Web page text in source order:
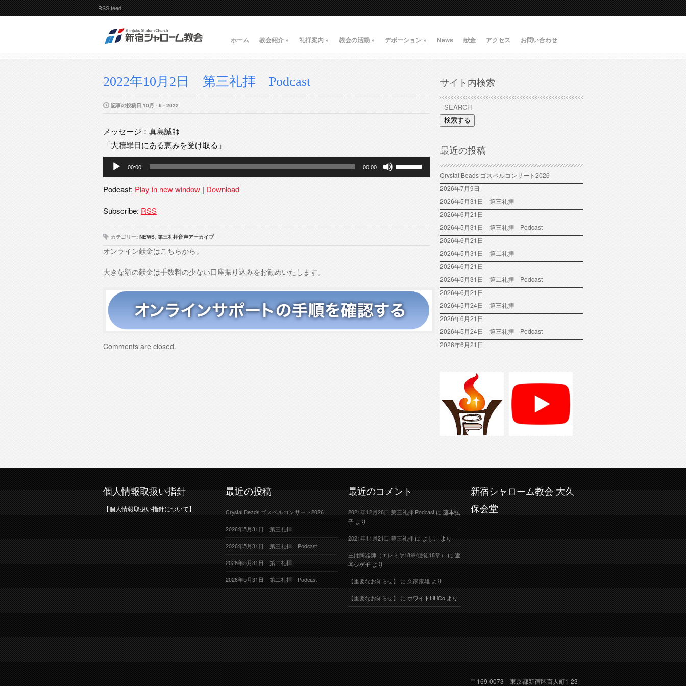
RSS feed
ホーム 教会紹介 » 礼拝案内 » 教会の活動 » デボーション » News 献金 アクセス お問い合わせ
2022年10月2日 第三礼拝 Podcast
記事の投稿日 10月 - 6 - 2022
メッセージ：真島誠師
「大贖罪日にある恵みを受け取る」
レ
ー
ー
00:00 00:00
節
キ
ー
を
Podcast: Play in new window | Download
Subscribe: RSS
カテゴリー: NEWS, 第三礼拝音声アーカイブ
オンライン献金はこちらから。
大きな額の献金は手数料の少ない口座振り込みをお勧めいたします。
Comments are closed.
サイト内検索
検索する
最近の投稿
Crystal Beads ゴスペルコンサート2026
2026年7月9日
2026年5月31日 第三礼拝
2026年6月21日
2026年5月31日 第三礼拝 Podcast
2026年6月21日
2026年5月31日 第二礼拝
2026年6月21日
2026年5月31日 第二礼拝 Podcast
2026年6月21日
2026年5月24日 第三礼拝
2026年6月21日
2026年5月24日 第三礼拝 Podcast
2026年6月21日
個人情報取扱い指針
【個人情報取扱い指針について】
最近の投稿
Crystal Beads ゴスペルコンサート2026
2026年5月31日 第三礼拝
2026年5月31日 第三礼拝 Podcast
2026年5月31日 第二礼拝
2026年5月31日 第二礼拝 Podcast
最近のコメント
2021年12月26日 第三礼拝 Podcastに藤本弘
子より
2021年11月21日 第三礼拝によしこより
主は陶器師（エレミヤ18章/使徒18章）に鷺
谷シゲ子より
【重要なお知らせ】に久家康雄より
【重要なお知らせ】にホワイトLiLiCoより
新宿シャローム教会 大久
保会堂
〒169-0073 東京都新宿区百人町1-23-